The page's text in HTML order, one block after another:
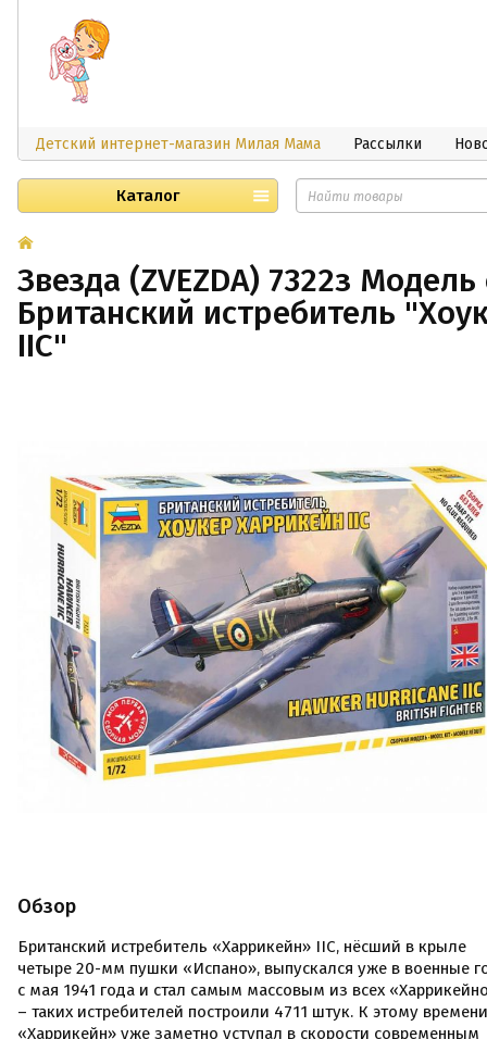
Детский интернет-магазин Милая Мама Рассылки
Каталог
Звезда (ZVEZDA) 7322з
Британский истребитель
IIC"
Обзор
Британский истребитель «Харрикейн» IIC, нёсший в крыле
четыре 20-мм пушки «Испано», выпускался уже в военные
с мая 1941 года и стал самым массовым из всех
– таких истребителей построили 4711 штук. К этому времени
«Харрикейн» уже заметно уступал в скорости современным